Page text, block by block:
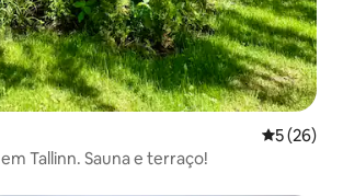
5 de uma
5 (26)
Tallinn. Sauna e terraço!